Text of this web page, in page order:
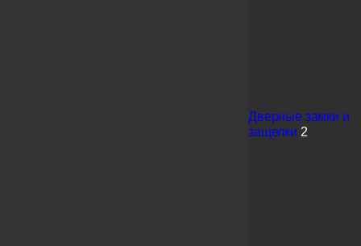
Дверные замки и
защелки 2